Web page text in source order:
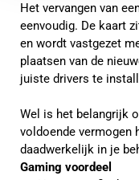
Het vervangen van
eenvoudig. De kaart
en wordt vastgezet
plaatsen van de
juiste drivers te
Wel is het belangrijk
voldoende vermogen
daadwerkelijk in je
Gaming voordeel